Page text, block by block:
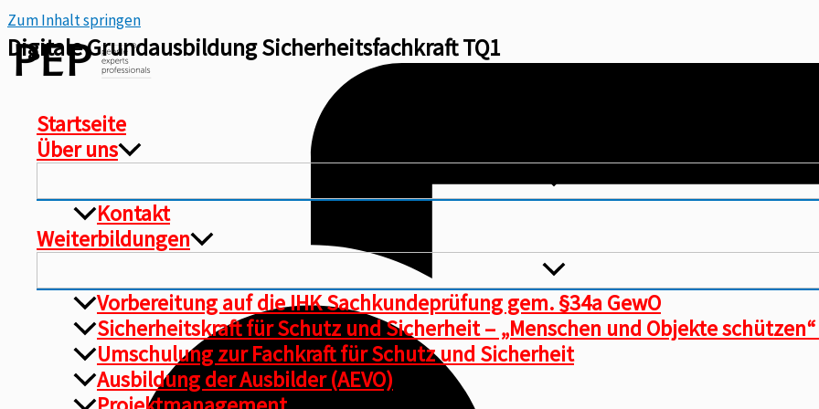
Zum Inhalt springen
Startseite
Über uns
Kontakt
Weiterbildungen
Vorbereitung auf die IHK Sachkundeprüfung gem. §34a GewO
Sicherheitskraft für Schutz und Sicherheit – „Menschen und Objekte schützen“
Umschulung zur Fachkraft für Schutz und Sicherheit​
Ausbildung der Ausbilder (AEVO)
Digitale Grundausbildung Sicherheitsfachkraft TQ1